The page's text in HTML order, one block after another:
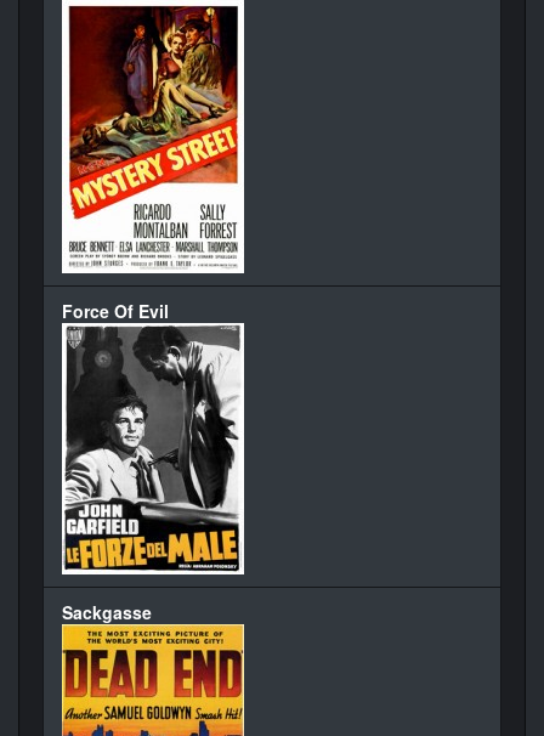
Force Of Evil
Sackgasse